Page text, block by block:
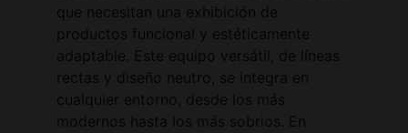
que necesitan una exhibición de
productos funcional y estéticamente
adaptable. Este equipo versátil, de líneas
rectas y diseño neutro, se integra en
cualquier entorno, desde los más
modernos hasta los más sobrios. En